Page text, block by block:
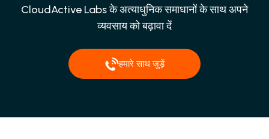
CloudActive Labs के अत्याधुनिक समाधानों के साथ अपने
व्यवसाय को बढ़ावा दें
हमारे साथ जुड़ें